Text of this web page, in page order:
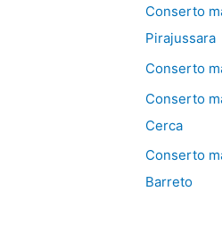
Conserto
Pirajussara
Conserto
Conserto
Cerca
Conserto
Barreto